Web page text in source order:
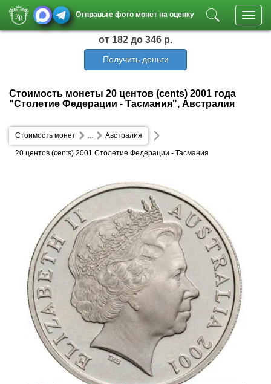
Отправьте фото монет на оценку
от 182 до 346 р.
Получить деньги
Стоимость монеты 20 центов (cents) 2001 года
"Столетие Федерации - Тасмания", Австралия
Стоимость монет Австралия
...
20 центов (cents) 2001 Столетие Федерации - Тасмания